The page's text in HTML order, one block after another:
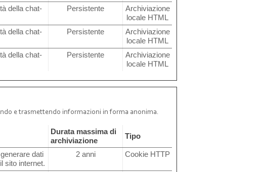
della chat-
Persistente
Archiviazione
locale HTML
della chat-
Persistente
Archiviazione
locale HTML
della chat-
Persistente
Archiviazione
locale HTML
e trasmettendo informazioni in forma anonima.
Durata massima di
archiviazione
Tipo
dati
sito internet.
2 anni Cookie HTTP